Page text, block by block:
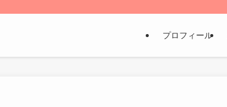
プロフィール